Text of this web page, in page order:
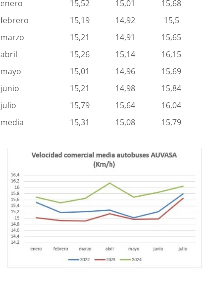
enero
15,52 15,01
15,68
febrero
15,19 14,92
15,5
marzo
15,21 14,91
15,65
abril
15,26 15,14
16,15
mayo
15,01 14,96
15,69
junio
15,21 14,98
15,84
julio
15,79 15,64
16,04
media
15,31 15,08 15,79